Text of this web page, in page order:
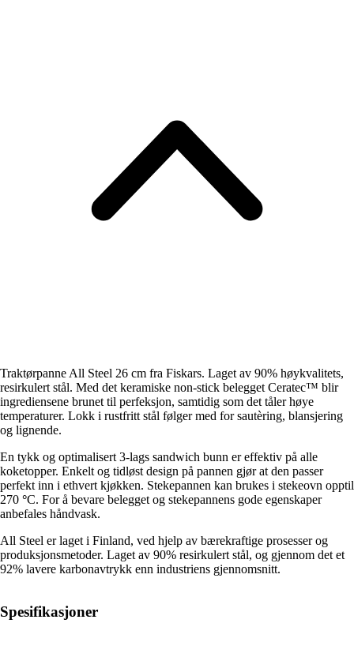
Traktørpanne All Steel 26 cm fra Fiskars. Laget av 90% høykvalitets,
resirkulert stål. Med det keramiske non-stick belegget Ceratec™ blir
ingrediensene brunet til perfeksjon, samtidig som det tåler høye
temperaturer. Lokk i rustfritt stål følger med for sautèring, blansjering
og lignende.
En tykk og optimalisert 3-lags sandwich bunn er effektiv på alle
koketopper. Enkelt og tidløst design på pannen gjør at den passer
perfekt inn i ethvert kjøkken. Stekepannen kan brukes i stekeovn opptil
270 °C. For å bevare belegget og stekepannens gode egenskaper
anbefales håndvask.
All Steel er laget i Finland, ved hjelp av bærekraftige prosesser og
produksjonsmetoder. Laget av 90% resirkulert stål, og gjennom det et
92% lavere karbonavtrykk enn industriens gjennomsnitt.
Spesifikasjoner